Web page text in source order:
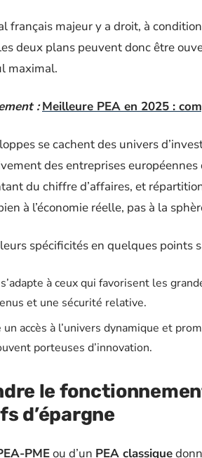
français majeur y a droit, à
deux plans peuvent donc être
maximal.
: Meilleure PEA en 2025 :
se cachent des univers
des entreprises
du chiffre d’affaires, et
à l’économie réelle, pas à la
spécificités en quelques points
à ceux qui favorisent les
et une sécurité relative.
un accès à l’univers dynamique et
porteuses d’innovation.
le
d’épargne
PMEou d’un PEA classique